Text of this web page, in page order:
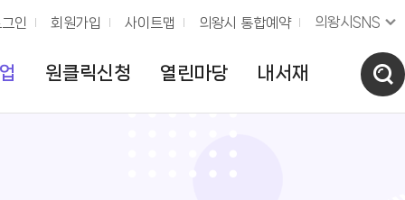
인 회원가입 사이트맵 의왕시 통합예약 의왕시SNS
원클릭신청 열린마당 내서재